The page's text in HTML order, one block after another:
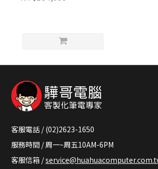
客服電話 / (02)2623-1650
服務時間 / 周一~周五10AM-6PM
客服信箱 /